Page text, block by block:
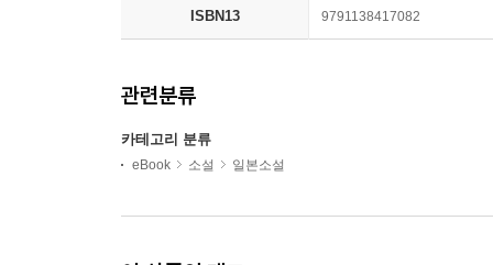
ISBN13 9791138417082
관련분류
카테고리 분류
eBook 소설 일본소설